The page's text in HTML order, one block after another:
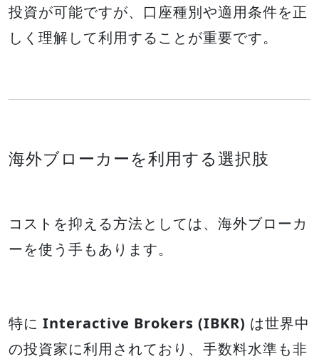
投資が可能ですが、口座種別や適用条件を正
しく理解して利用することが重要です。
海外ブローカーを利用する選択肢
コストを抑える方法としては、海外ブローカ
ーを使う手もあります。
特に Interactive Brokers (IBKR) は世界中
の投資家に利用されており、手数料水準も非